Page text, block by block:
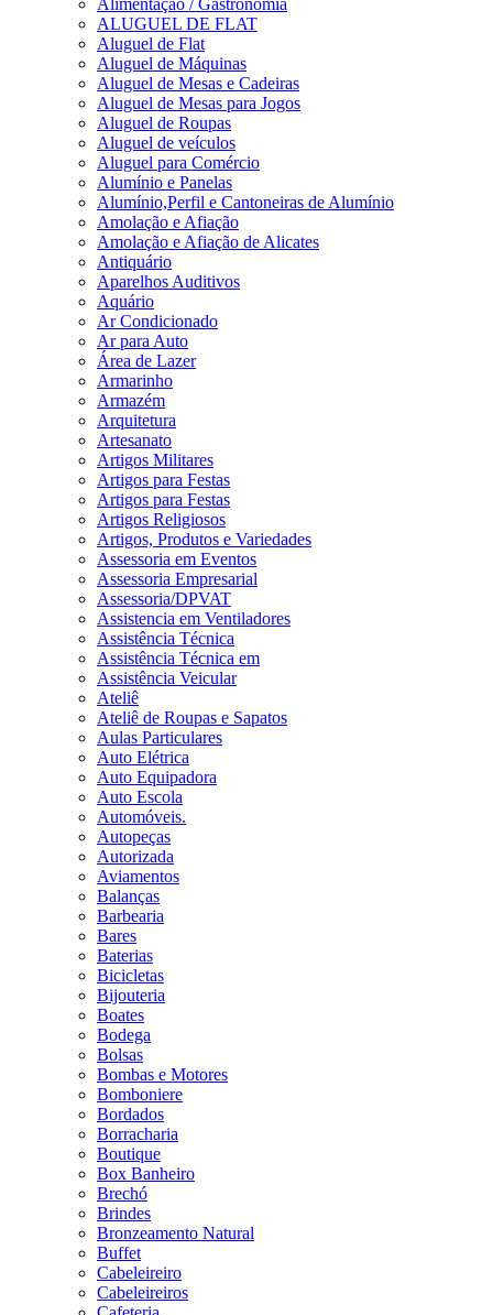
Alimentação / Gastronomia
ALUGUEL DE FLAT
Aluguel de Flat
Aluguel de Máquinas
Aluguel de Mesas e Cadeiras
Aluguel de Mesas para Jogos
Aluguel de Roupas
Aluguel de veículos
Aluguel para Comércio
Alumínio e Panelas
Alumínio,Perfil e Cantoneiras de Alumínio
Amolação e Afiação
Amolação e Afiação de Alicates
Antiquário
Aparelhos Auditivos
Aquário
Ar Condicionado
Ar para Auto
Área de Lazer
Armarinho
Armazém
Arquitetura
Artesanato
Artigos Militares
Artigos para Festas
Artigos para Festas
Artigos Religiosos
Artigos, Produtos e Variedades
Assessoria em Eventos
Assessoria Empresarial
Assessoria/DPVAT
Assistencia em Ventiladores
Assistência Técnica
Assistência Técnica em
Assistência Veicular
Ateliê
Ateliê de Roupas e Sapatos
Aulas Particulares
Auto Elétrica
Auto Equipadora
Auto Escola
Automóveis.
Autopeças
Autorizada
Aviamentos
Balanças
Barbearia
Bares
Baterias
Bicicletas
Bijouteria
Boates
Bodega
Bolsas
Bombas e Motores
Bomboniere
Bordados
Borracharia
Boutique
Box Banheiro
Brechó
Brindes
Bronzeamento Natural
Buffet
Cabeleireiro
Cabeleireiros